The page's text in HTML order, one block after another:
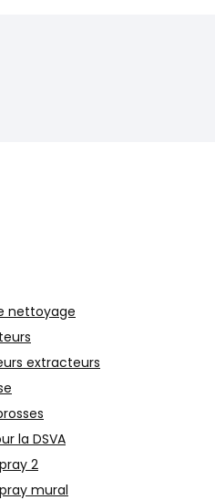
nettoyage
extracteurs
la DSVA
2
mural